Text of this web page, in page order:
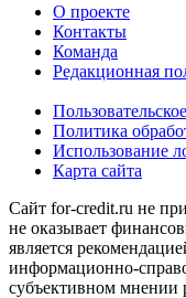
О проекте
Контакты
Команда
Редакционная
Политика
Использование
Карта сайта
Сайт for-credit.ru не
не оказывает
является
информационно-
субъективном мнении